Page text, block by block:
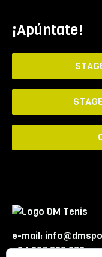
¡Apúntate!
e-mail:
+34 667 863 623